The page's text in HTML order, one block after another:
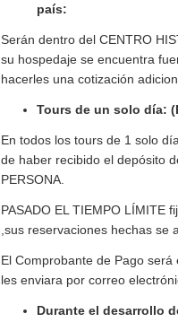
país:
Serán dentro del CENTRO
su hospedaje se encuentra
hacerles una cotización
Tours de un solo
En todos los tours de 1 solo
de haber recibido el depósito
PERSONA.
PASADO EL TIEMPO LÍMITE
,sus reservaciones hechas se
El Comprobante de Pago
les enviara por correo
Durante el desarrollo